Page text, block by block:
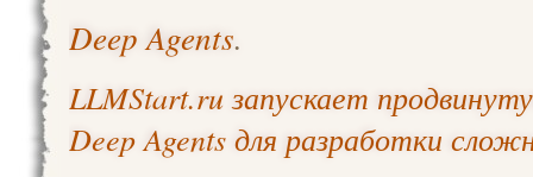
Deep Agents.
LLMStart.ru запускает
Deep Agents для разработки